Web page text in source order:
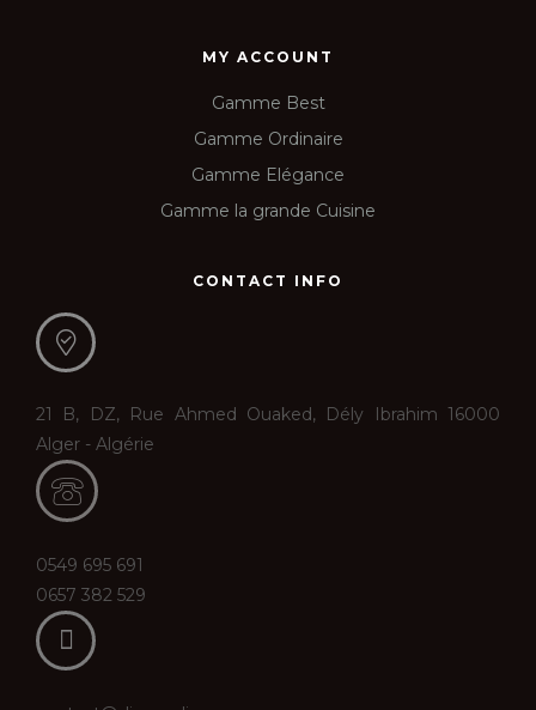
MY ACCOUNT
Gamme Best
Gamme Ordinaire
Gamme Elégance
Gamme la grande Cuisine
CONTACT INFO
21 B, DZ, Rue Ahmed Ouaked, Dély Ibrahim 16000
Alger - Algérie
0549 695 691
0657 382 529